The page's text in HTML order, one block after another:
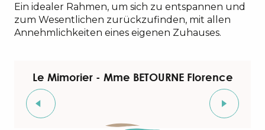
Ein idealer Rahmen, um sich zu entspannen und
zum Wesentlichen zurückzufinden, mit allen
Annehmlichkeiten eines eigenen Zuhauses.
Le Mimorier - Mme BETOURNE Florence